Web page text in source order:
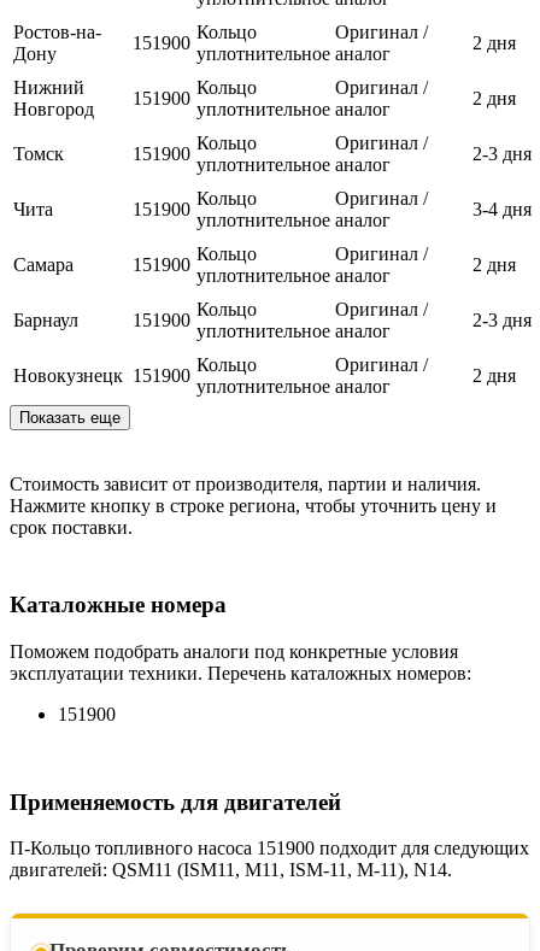
Ростов-на-
Дону
151900
Кольцо
уплотнительное
Оригинал /
аналог
2 дня
Нижний
Новгород
151900
Кольцо
уплотнительное
Оригинал /
аналог
2 дня
Томск 151900
Кольцо
уплотнительное
Оригинал /
аналог
2-3 дня
Чита 151900
Кольцо
уплотнительное
Оригинал /
аналог
3-4 дня
Самара 151900
Кольцо
уплотнительное
Оригинал /
аналог
2 дня
Барнаул 151900
Кольцо
уплотнительное
Оригинал /
аналог
2-3 дня
Новокузнецк 151900
Кольцо
уплотнительное
Оригинал /
аналог
2 дня
Показать еще
Стоимость зависит от производителя, партии и наличия.
Нажмите кнопку в строке региона, чтобы уточнить цену и
срок поставки.
Каталожные номера
Поможем подобрать аналоги под конкретные условия
эксплуатации техники. Перечень каталожных номеров:
151900
Применяемость для двигателей
П-Кольцо топливного насоса 151900 подходит для следующих
двигателей: QSM11 (ISM11, M11, ISM-11, M-11), N14.